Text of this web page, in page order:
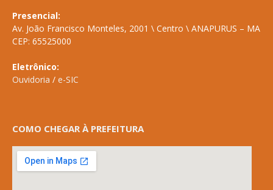
Presencial:
Av. João Francisco Monteles, 2001 \ Centro \ ANAPURUS – MA
CEP: 65525000
Eletrônico:
Ouvidoria / e-SIC
COMO CHEGAR À PREFEITURA